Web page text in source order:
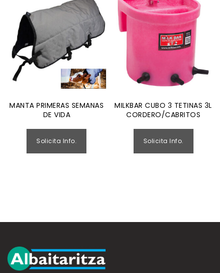
MANTA PRIMERAS SEMANAS
DE VIDA
Solicita Info.
MILKBAR CUBO 3 TETINAS 3L
CORDERO/CABRITOS
Solicita Info.